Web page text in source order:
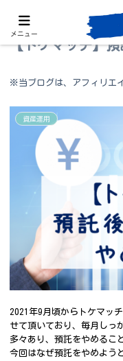
【トケマッチ】
※当ブログは、アフィリエ
資産運用
2021年9月頃からトケマッ
せて頂いており、毎月しっ
多々あり、預託をやめるこ
今回はなぜ預託をやめよう
メニュー